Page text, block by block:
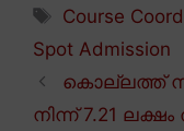
Tags
Course
Spot Admission
കൊല്ലത്ത്
നിന്ന് 7.21